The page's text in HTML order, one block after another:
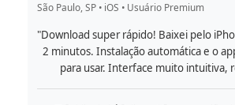
São Paulo, SP • iOS • Usuário Premium
"Download super rápido! Baixei pelo
2 minutos. Instalação automática e o
para usar. Interface muito intuitiva,